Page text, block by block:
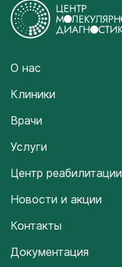
О нас
Клиники
Врачи
Услуги
Центр реабилитации
Новости и акции
Контакты
Документация